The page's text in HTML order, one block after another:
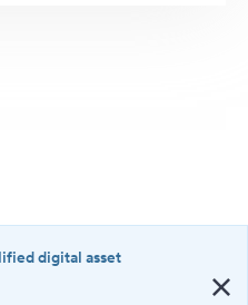
digital asset